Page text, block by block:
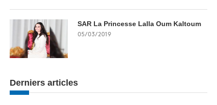
SAR La Princesse Lalla Oum Kaltoum
05/03/2019
Derniers articles